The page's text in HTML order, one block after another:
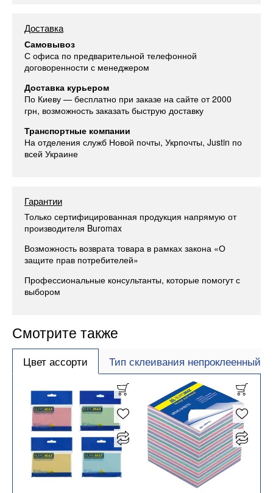
Доставка
Самовывоз
С офиса по предварительной телефонной
договоренности с менеджером
Доставка курьером
По Киеву — бесплатно при заказе на сайте от 2000
грн, возможность заказать быструю доставку
Транспортные компании
На отделения служб Новой почты, Укрпочты, Justin по
всей Украине
Гарантии
Только сертифицированная продукция напрямую от
производителя Buromax
Возможность возврата товара в рамках закона «О
защите прав потребителей»
Профессиональные консультанты, которые помогут с
выбором
Смотрите также
Цвет ассорти Тип склеивания непроклеенный